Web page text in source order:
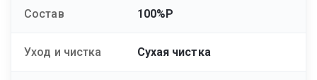
Состав 100%P
Уход и чистка Сухая чистка